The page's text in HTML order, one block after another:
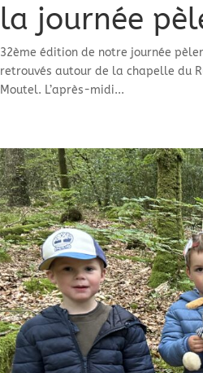
la journée
32ème édition de notre journée
retrouvés autour de la chapelle du
Moutel. L’après-midi...